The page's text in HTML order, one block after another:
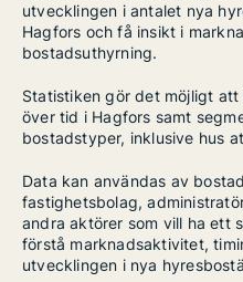
utvecklingen i antalet nya
Hagfors och få insikt i
bostadsuthyrning.
Statistiken gör det möjligt
över tid i Hagfors samt
bostadstyper, inklusive hus
Data kan användas av
fastighetsbolag,
andra aktörer som vill ha ett
förstå marknadsaktivitet,
utvecklingen i nya